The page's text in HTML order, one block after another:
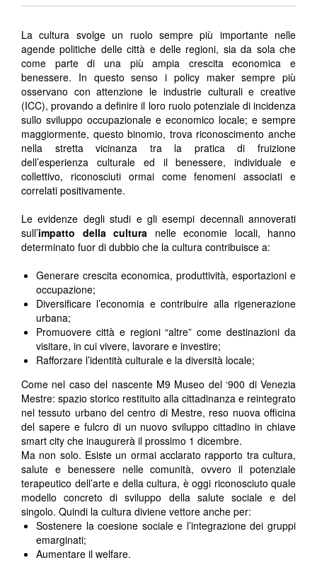
La cultura svolge un ruolo sempre più importante nelle
agende politiche delle città e delle regioni, sia da sola che
come parte di una più ampia crescita economica e
benessere. In questo senso i policy maker sempre più
osservano con attenzione le industrie culturali e creative
(ICC), provando a definire il loro ruolo potenziale di incidenza
sullo sviluppo occupazionale e economico locale; e sempre
maggiormente, questo binomio, trova riconoscimento anche
nella stretta vicinanza tra la pratica di fruizione
dell’esperienza culturale ed il benessere, individuale e
collettivo, riconosciuti ormai come fenomeni associati e
correlati positivamente.
Le evidenze degli studi e gli esempi decennali annoverati
sull’impatto della cultura nelle economie locali, hanno
determinato fuor di dubbio che la cultura contribuisce a:
Generare crescita economica, produttività, esportazioni e
occupazione;
Diversificare l’economia e contribuire alla rigenerazione
urbana;
Promuovere città e regioni “altre” come destinazioni da
visitare, in cui vivere, lavorare e investire;
Rafforzare l’identità culturale e la diversità locale;
Come nel caso del nascente M9 Museo del ‘900 di Venezia
Mestre: spazio storico restituito alla cittadinanza e reintegrato
nel tessuto urbano del centro di Mestre, reso nuova officina
del sapere e fulcro di un nuovo sviluppo cittadino in chiave
smart city che inaugurerà il prossimo 1 dicembre.
Ma non solo. Esiste un ormai acclarato rapporto tra cultura,
salute e benessere nelle comunità, ovvero il potenziale
terapeutico dell’arte e della cultura, è oggi riconosciuto quale
modello concreto di sviluppo della salute sociale e del
singolo. Quindi la cultura diviene vettore anche per:
Sostenere la coesione sociale e l’integrazione dei gruppi
emarginati;
Aumentare il welfare.